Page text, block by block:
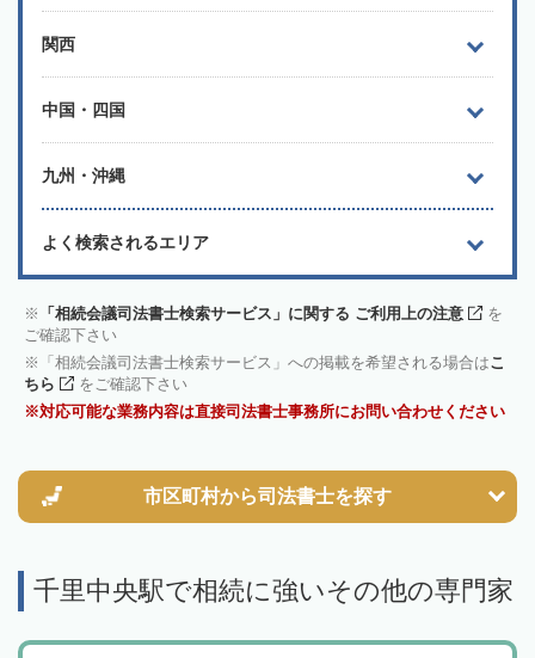
関西
中国・四国
九州・沖縄
よく検索されるエリア
「相続会議司法書士検索サービス」に関する ご利用上の注意
を
ご確認下さい
「相続会議司法書士検索サービス」への掲載を希望される場合はこ
ちら
をご確認下さい
対応可能な業務内容は直接司法書士事務所にお問い合わせください
市区町村から司法書士を探す
千里中央駅で相続に強いその他の専門家